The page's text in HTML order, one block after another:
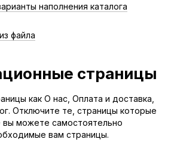
наполнения каталога
файла
страницы
как О нас, Оплата и доставка,
Отключите те, страницы которые
можете самостоятельно
вам страницы.